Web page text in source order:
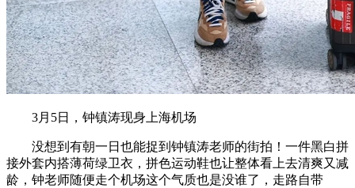
3月5日，钟镇涛现身上海机场
没想到有朝一日也能捉到钟镇涛老师的街拍！一件黑白拼
接外套内搭薄荷绿卫衣，拼色运动鞋也让整体看上去清爽又减
龄，钟老师随便走个机场这个气质也是没谁了，走路自带